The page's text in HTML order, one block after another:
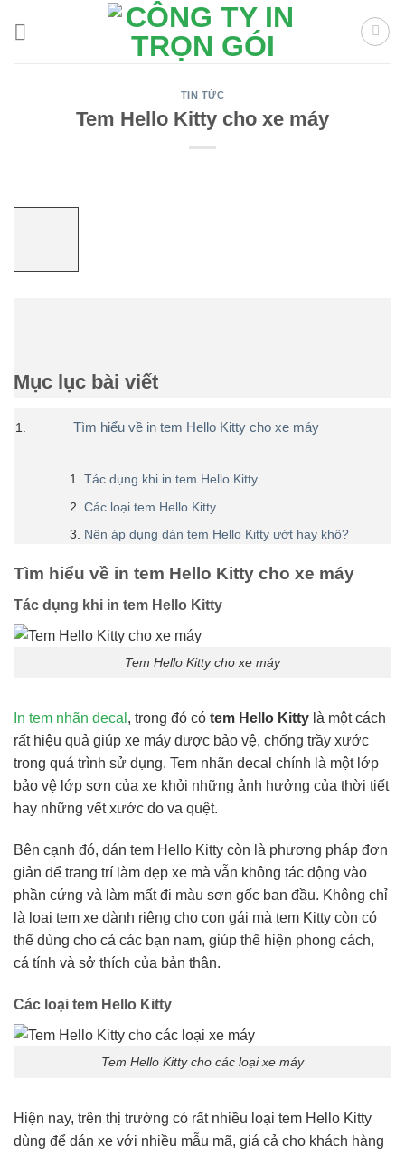
TIN TỨC
Tem Hello Kitty cho xe máy
Mục lục bài viết
Tìm hiểu về in tem Hello Kitty cho xe máy
Tác dụng khi in tem Hello Kitty
Các loại tem Hello Kitty
Nên áp dụng dán tem Hello Kitty ướt hay khô?
Tìm hiểu về in tem Hello Kitty cho xe máy
Tác dụng khi in tem Hello Kitty
Tem Hello Kitty cho xe máy
In tem nhãn decal , trong đó có tem Hello Kitty là một cách
rất hiệu quả giúp xe máy được bảo vệ, chống trầy xước
trong quá trình sử dụng. Tem nhãn decal chính là một lớp
bảo vệ lớp sơn của xe khỏi những ảnh hưởng của thời tiết
hay những vết xước do va quệt.
Bên cạnh đó, dán tem Hello Kitty còn là phương pháp đơn
giản để trang trí làm đẹp xe mà vẫn không tác động vào
phần cứng và làm mất đi màu sơn gốc ban đầu. Không chỉ
là loại tem xe dành riêng cho con gái mà tem Kitty còn có
thể dùng cho cả các bạn nam, giúp thể hiện phong cách,
cá tính và sở thích của bản thân.
Các loại tem Hello Kitty
Tem Hello Kitty cho các loại xe máy
Hiện nay, trên thị trường có rất nhiều loại tem Hello Kitty
dùng để dán xe với nhiều mẫu mã, giá cả cho khách hàng